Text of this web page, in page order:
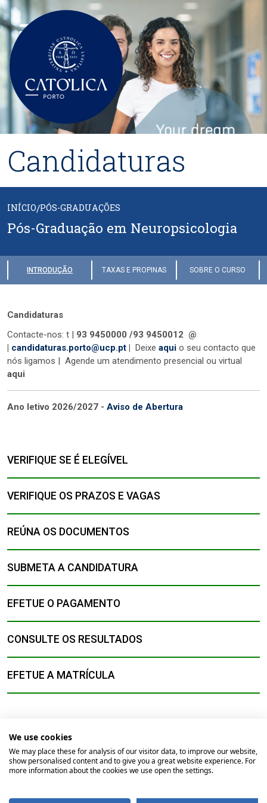
Passar para o conteúdo principal
Candidaturas
INÍCIO/PÓS-GRADUAÇÕES
Pós-Graduação em Neuropsicologia
INTRODUÇÃO TAXAS E PROPINAS SOBRE O CURSO
Candidaturas
Contacte-nos: t | 93 9450000 /93 9450012 @
| candidaturas.porto@ucp.pt | Deixe aqui o seu contacto que
nós ligamos | Agende um atendimento presencial ou virtual
aqui
Ano letivo 2026/2027 - Aviso de Abertura
VERIFIQUE SE É ELEGÍVEL
VERIFIQUE OS PRAZOS E VAGAS
REÚNA OS DOCUMENTOS
SUBMETA A CANDIDATURA
EFETUE O PAGAMENTO
CONSULTE OS RESULTADOS
EFETUE A MATRÍCULA
© 2026Universidade Católica Portuguesa
We use cookies
We may place these for analysis of our visitor data, to improve our website,
show personalised content and to give you a great website experience. For
more information about the cookies we use open the settings.